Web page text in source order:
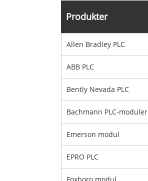
Produkter
Allen Bradley PLC
ABB PLC
Bently Nevada PLC
Bachmann PLC-moduler
Emerson modul
EPRO PLC